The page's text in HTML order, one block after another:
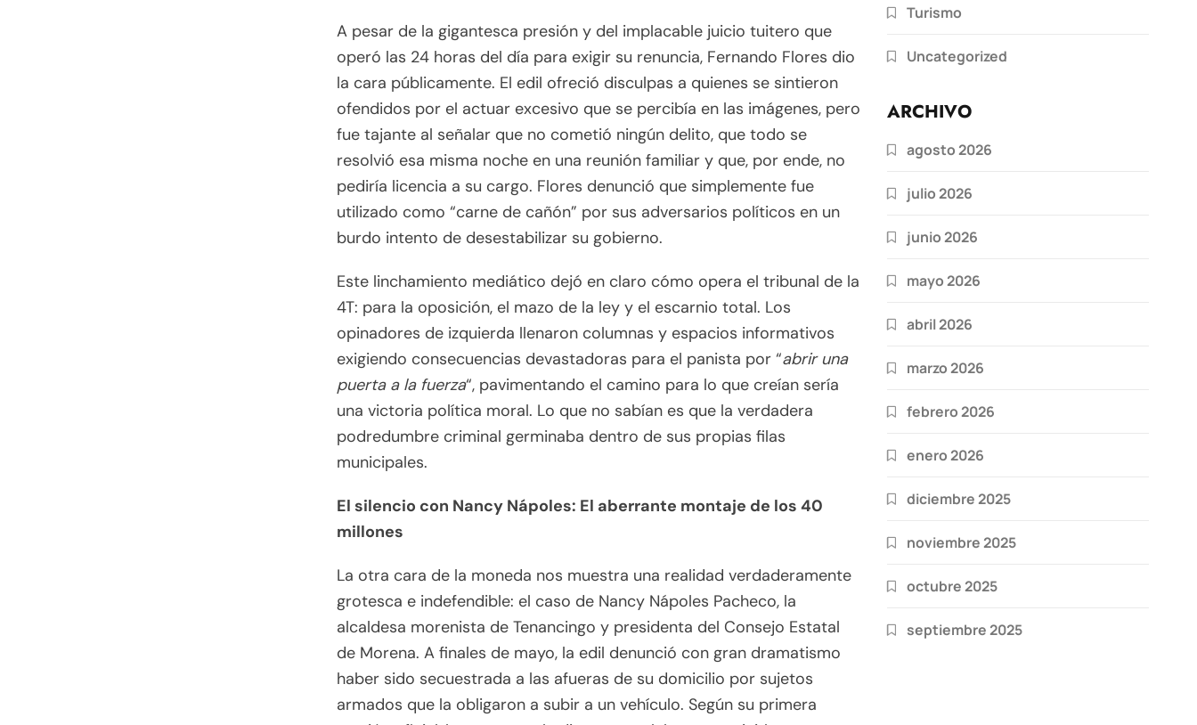
A pesar de la gigantesca presión y del implacable juicio tuitero que
operó las 24 horas del día para exigir su renuncia, Fernando Flores dio
la cara públicamente. El edil ofreció disculpas a quienes se sintieron
ofendidos por el actuar excesivo que se percibía en las imágenes, pero
fue tajante al señalar que no cometió ningún delito, que todo se
resolvió esa misma noche en una reunión familiar y que, por ende, no
pediría licencia a su cargo. Flores denunció que simplemente fue
utilizado como “carne de cañón” por sus adversarios políticos en un
burdo intento de desestabilizar su gobierno.
Este linchamiento mediático dejó en claro cómo opera el tribunal de la
4T: para la oposición, el mazo de la ley y el escarnio total. Los
opinadores de izquierda llenaron columnas y espacios informativos
exigiendo consecuencias devastadoras para el panista por “abrir una
puerta a la fuerza“, pavimentando el camino para lo que creían sería
una victoria política moral. Lo que no sabían es que la verdadera
podredumbre criminal germinaba dentro de sus propias filas
municipales.
El silencio con Nancy Nápoles: El aberrante montaje de los 40
millones
La otra cara de la moneda nos muestra una realidad verdaderamente
grotesca e indefendible: el caso de Nancy Nápoles Pacheco, la
alcaldesa morenista de Tenancingo y presidenta del Consejo Estatal
de Morena. A finales de mayo, la edil denunció con gran dramatismo
haber sido secuestrada a las afueras de su domicilio por sujetos
armados que la obligaron a subir a un vehículo. Según su primera
Turismo
Uncategorized
ARCHIVO
agosto 2026
julio 2026
junio 2026
mayo 2026
abril 2026
marzo 2026
febrero 2026
enero 2026
diciembre 2025
noviembre 2025
octubre 2025
septiembre 2025